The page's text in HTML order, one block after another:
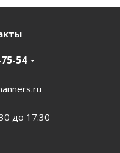
54
до 17:30